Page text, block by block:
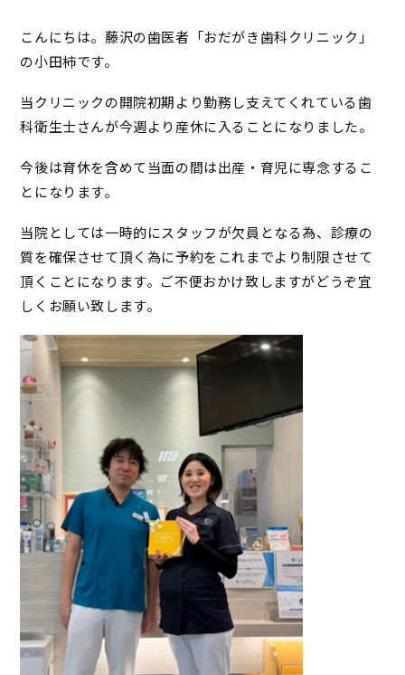
こんにちは。藤沢の歯医者「おだがき歯科クリニック」
の小田柿です。
当クリニックの開院初期より勤務し支えてくれている歯
科衛生士さんが今週より産休に入ることになりました。
今後は育休を含めて当面の間は出産・育児に専念するこ
とになります。
当院としては一時的にスタッフが欠員となる為、診療の
質を確保させて頂く為に予約をこれまでより制限させて
頂くことになります。ご不便おかけ致しますがどうぞ宜
しくお願い致します。